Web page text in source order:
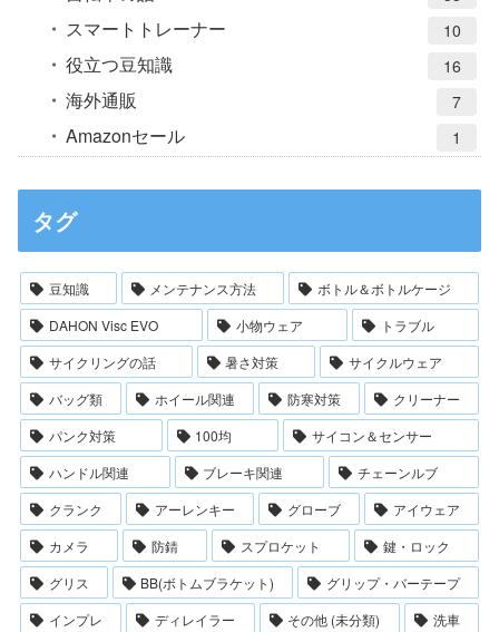
スマートトレーナー 10
役立つ豆知識 16
海外通販 7
Amazonセール 1
タグ
豆知識 メンテナンス方法
ボトル＆ボトルケージ
DAHON Visc EVO
小物ウェア
トラブル
サイクリングの話
暑さ対策
サイクルウェア
バッグ類
ホイール関連 防寒対策
クリーナー
パンク対策
100均
サイコン＆センサー
ハンドル関連
ブレーキ関連
チェーンルブ
クランク
アーレンキー グローブ
アイウェア
カメラ
防錆 スプロケット
鍵・ロック
グリス
BB(ボトムブラケット)
グリップ・バーテープ
インプレ
ディレイラー その他 (未分類)
洗車